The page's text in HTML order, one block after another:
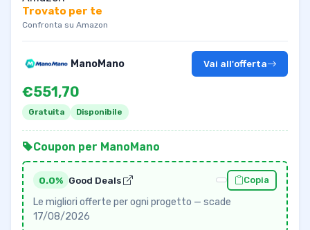
Trovato per te
Confronta su Amazon
ManoMano
€551,70
Gratuita Disponibile
Vai all'offerta
Coupon per ManoMano
0.0% Good Deals Copia
Le migliori offerte per ogni progetto — scade
17/08/2026